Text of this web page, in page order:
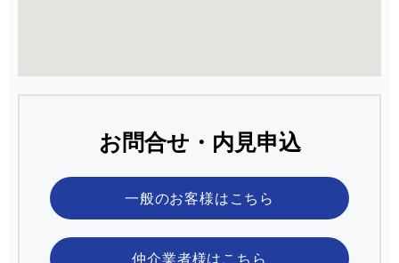
お問合せ・内見申込
一般のお客様はこちら
仲介業者様はこちら